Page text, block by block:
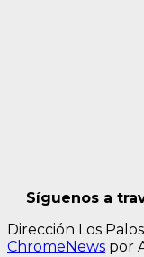
Síguenos a
Dirección Los
ChromeNews por